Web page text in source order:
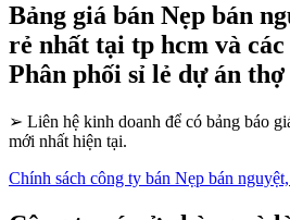
Bảng giá bán Nẹp bán
rẻ nhất tại tp hcm và
Phân phối sỉ lẻ dự án
➢ Liên hệ kinh doanh để có bảng báo
mới nhất hiện tại.
Chính sách công ty bán Nẹp bán